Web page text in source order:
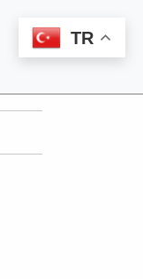
TR